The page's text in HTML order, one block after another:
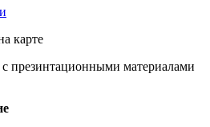
карте
с презинтационными материалами